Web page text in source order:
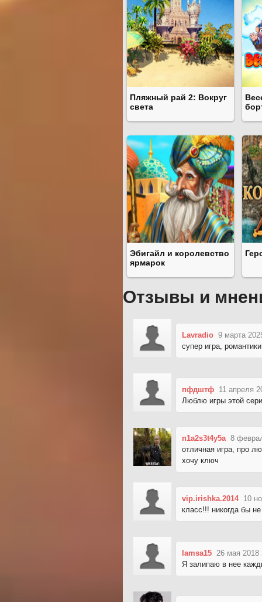
Пляжный рай 2: Вокруг
света
Эбигайл и королевство
ярмарок
Отзывы и
Lavradio 9 марта
супер игра,
пфдштф 11 апреля
Люблю игры этой
n1a2s3t4y5a 8
отличная игра, про
хочу ключ
vip.irishka.2014 10
класс!!! никогда бы
lamsa15 26 мая 2018
Я залипаю в нее